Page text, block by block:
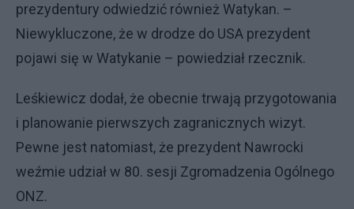
prezydentury odwiedzić również Watykan. –
Niewykluczone, że w drodze do USA prezydent
pojawi się w Watykanie – powiedział rzecznik.
Leśkiewicz dodał, że obecnie trwają przygotowania
i planowanie pierwszych zagranicznych wizyt.
Pewne jest natomiast, że prezydent Nawrocki
weźmie udział w 80. sesji Zgromadzenia Ogólnego
ONZ.